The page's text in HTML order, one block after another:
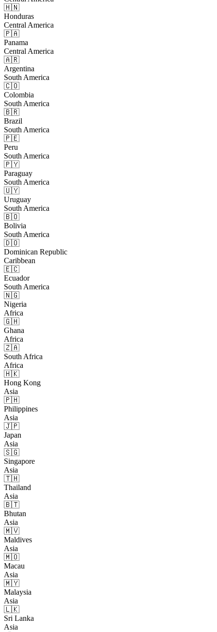
🇭🇳
Honduras
Central America
🇵🇦
Panama
Central America
🇦🇷
Argentina
South America
🇨🇴
Colombia
South America
🇧🇷
Brazil
South America
🇵🇪
Peru
South America
🇵🇾
Paraguay
South America
🇺🇾
Uruguay
South America
🇧🇴
Bolivia
South America
🇩🇴
Dominican Republic
Caribbean
🇪🇨
Ecuador
South America
🇳🇬
Nigeria
Africa
🇬🇭
Ghana
Africa
🇿🇦
South Africa
Africa
🇭🇰
Hong Kong
Asia
🇵🇭
Philippines
Asia
🇯🇵
Japan
Asia
🇸🇬
Singapore
Asia
🇹🇭
Thailand
Asia
🇧🇹
Bhutan
Asia
🇲🇻
Maldives
Asia
🇲🇴
Macau
Asia
🇲🇾
Malaysia
Asia
🇱🇰
Sri Lanka
Asia